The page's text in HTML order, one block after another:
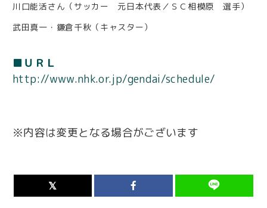
川口能活さん （サッカー 元日本代表／ＳＣ相模原 選手）
武田真一・鎌倉千秋（キャスター）
■ＵＲＬ
http://www.nhk.or.jp/gendai/schedule/
※内容は変更となる場合がございます